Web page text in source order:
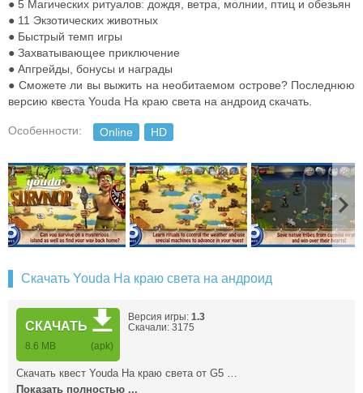
● 5 Магических ритуалов: дождя, ветра, молнии, птиц и обезьян
● 11 Экзотических животных
● Быстрый темп игры
● Захватывающее приключение
● Апгрейды, бонусы и награды
● Сможете ли вы выжить на необитаемом острове? Последнюю
версию квеста Youda На краю света на андроид скачать.
Особенности: Online HD
Скачать Youda На краю света на андроид
СКАЧАТЬ
8.6 MB (apk)
Версия игры: 1.3
Скачали: 3175
Скачать квест Youda На краю света от G5 …
Показать полностью ...